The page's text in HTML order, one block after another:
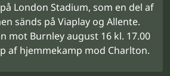
London Stadium, som en del af
sänds på Viaplay og Allente.
mot Burnley august 16 kl. 17.00
af hjemmekamp mod Charlton.